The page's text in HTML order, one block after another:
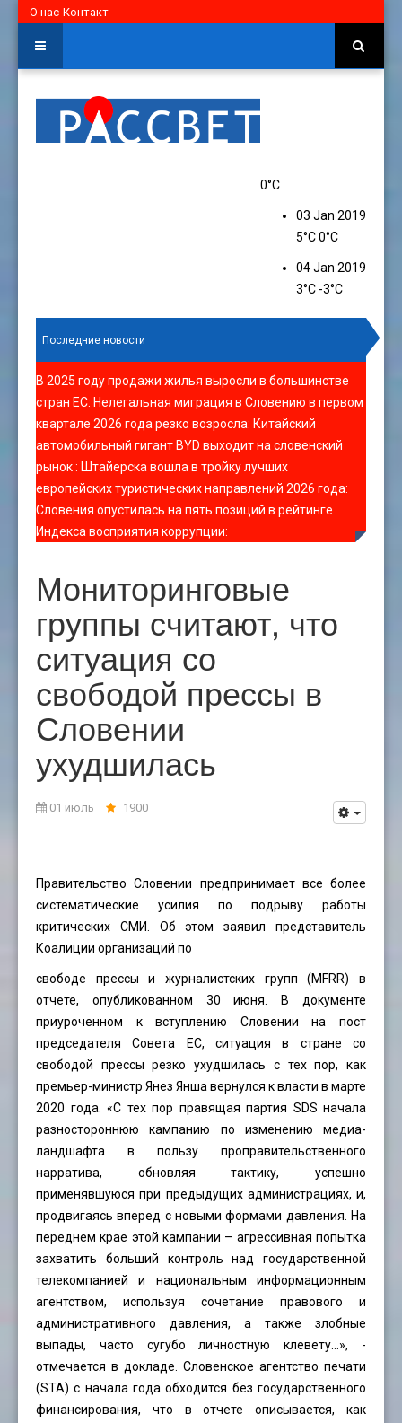
О нас Контакт
0°C
03 Jan 2019
5°C0°C
04 Jan 2019
3°C -3°C
Последние новости
В 2025 году продажи жилья выросли в большинстве
стран ЕС: Нелегальная миграция в Словению в первом
квартале 2026 года резко возросла: Китайский
автомобильный гигант BYD выходит на словенский
рынок: Штайерска вошла в тройку лучших
европейских туристических направлений 2026 года:
Словения опустилась на пять позиций в рейтинге
Индекса восприятия коррупции:
Мониторинговые
группы считают, что
ситуация со
свободой прессы в
Словении
ухудшилась
01 июль 1900
Правительство Словении предпринимает все более
систематические усилия по подрыву работы
критических СМИ. Об этом заявил представитель
Коалиции организаций по
свободе прессы и журналистских групп (MFRR) в
отчете, опубликованном 30 июня. В документе
приуроченном к вступлению Словении на пост
председателя Совета ЕС, ситуация в стране со
свободой прессы резко ухудшилась с тех пор, как
премьер-министр Янез Янша вернулся к власти в марте
2020 года. «С тех пор правящая партия SDS начала
разностороннюю кампанию по изменению медиа-
ландшафта в пользу проправительственного
нарратива, обновляя тактику, успешно
применявшуюся при предыдущих администрациях, и,
продвигаясь вперед с новыми формами давления. На
переднем крае этой кампании – агрессивная попытка
захватить больший контроль над государственной
телекомпанией и национальным информационным
агентством, используя сочетание правового и
административного давления, а также злобные
выпады, часто сугубо личностную клевету…», -
отмечается в докладе. Словенское агентство печати
(STA) с начала года обходится без государственного
финансирования, что в отчете описывается, как